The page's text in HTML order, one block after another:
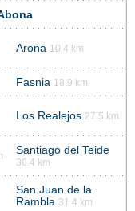
Arona 10.4 km
Fasnia 18.9 km
Los Realejos 27.5 km
Santiago del Teide
30.4 km
San Juan de la
Rambla 31.4 km